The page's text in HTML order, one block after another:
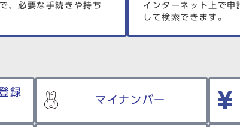
、必要な手続きや持ち
インターネット上で申
して検索できます。
録
マイナンバー